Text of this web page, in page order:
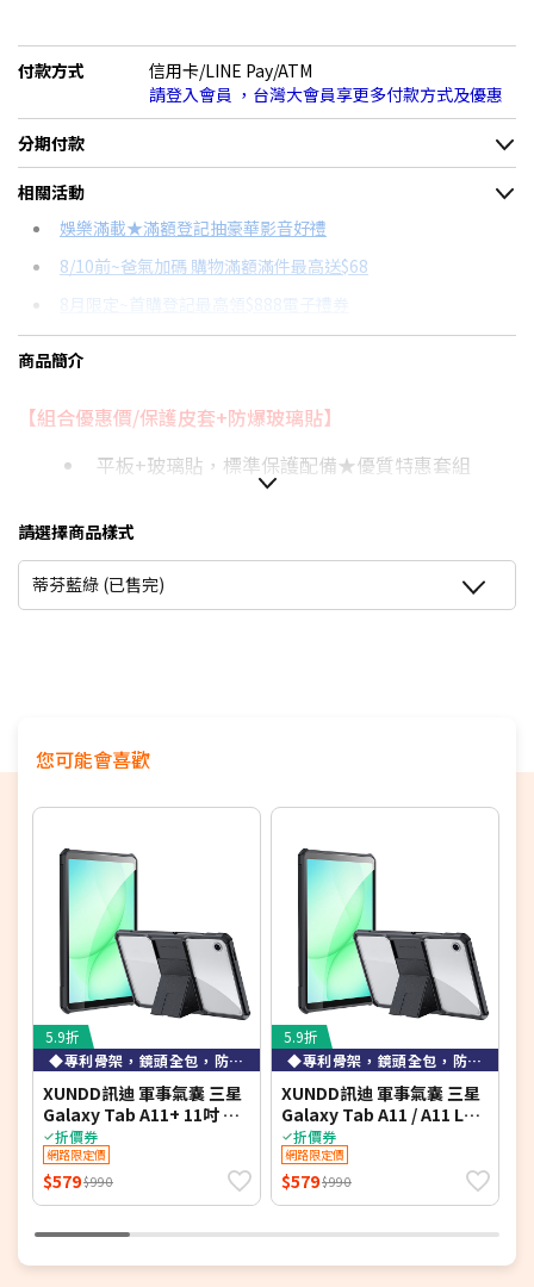
付款方式
信用卡/LINE Pay/ATM
請登入會員 ，台灣大會員享更多付款方式及優惠
分期付款
＊實際可分期數、適用利率，請以購物車顯示為主
信用卡分期
分期數
12期
24期
每期金額
$52
$27
配合銀行/業者
18家銀行/業者
相關活動
娛樂滿載★滿額登記抽豪華影音好禮
8/10前~爸氣加碼 購物滿額滿件最高送$68
8月限定~首購登記最高領$888電子禮券
台灣大哥大Open Possible聯名卡滿額最高回饋25%
商品簡介
【組合優惠價/保護皮套+防爆玻璃貼】
平板+玻璃貼，標準保護配備★優質特惠套組
專業優質鋼化，超清晰防爆玻璃
時尚北歐風格，立體壓印。可調式防滑支架，表面
防潑水
請選擇商品樣式
蒂芬藍綠 (已售完)
您可能會喜歡
5.9折
◆專利骨架，鏡頭全包，防摔認證◆
XUNDD訊迪 軍事氣囊 三星
Galaxy Tab A11+ 11吋 隱
形支架殼 平板防摔保護套
(極簡黑)
折價券
網路限定價
$579$990
5.9折
◆專利骨架，鏡頭全包，防摔認證◆
XUNDD訊迪 軍事氣囊 三星
Galaxy Tab A11 / A11 LTE
8.7吋 隱形支架殼 平板防摔
保護套(極簡黑)
折價券
網路限定價
$579$990